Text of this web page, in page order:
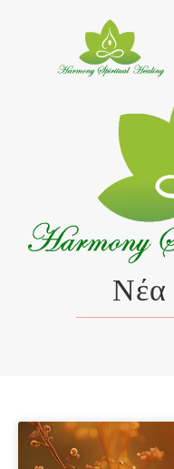
Νέα